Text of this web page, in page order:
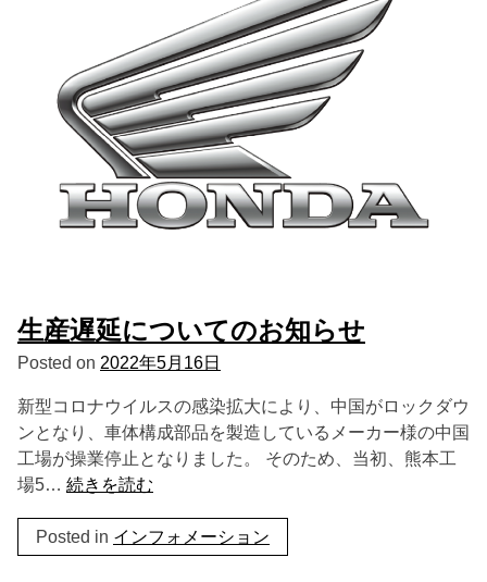
生産遅延についてのお知らせ
Posted on 2022年5月16日
新型コロナウイルスの感染拡大により、中国がロックダウ
ンとなり、車体構成部品を製造しているメーカー様の中国
工場が操業停止となりました。 そのため、当初、熊本工
場5… 続きを読む
Posted in インフォメーション